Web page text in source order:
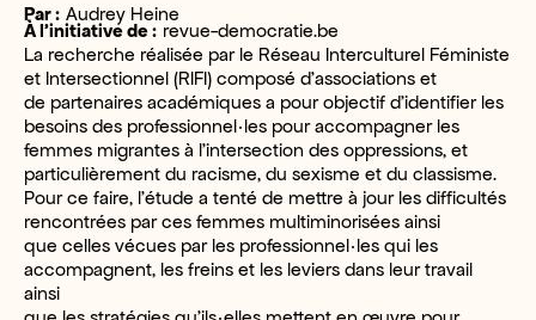
Par : Audrey Heine
À l’initiative de : revue-democratie.be
La recherche réalisée par le Réseau Interculturel Féministe
et Intersectionnel (RIFI) composé d’associations et
de partenaires académiques a pour objectif d’identifier les
besoins des professionnel·les pour accompagner les
femmes migrantes à l’intersection des oppressions, et
particulièrement du racisme, du sexisme et du classisme.
Pour ce faire, l’étude a tenté de mettre à jour les difficultés
rencontrées par ces femmes multiminorisées ainsi
que celles vécues par les professionnel·les qui les
accompagnent, les freins et les leviers dans leur travail
ainsi